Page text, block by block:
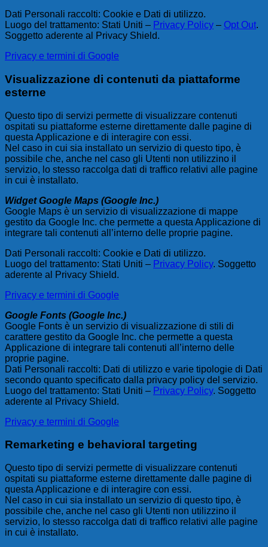
Dati Personali raccolti: Cookie e Dati di utilizzo.
Luogo del trattamento: Stati Uniti – Privacy Policy – Opt Out.
Soggetto aderente al Privacy Shield.
Privacy e termini di Google
Visualizzazione di contenuti da piattaforme
esterne
Questo tipo di servizi permette di visualizzare contenuti
ospitati su piattaforme esterne direttamente dalle pagine di
questa Applicazione e di interagire con essi.
Nel caso in cui sia installato un servizio di questo tipo, è
possibile che, anche nel caso gli Utenti non utilizzino il
servizio, lo stesso raccolga dati di traffico relativi alle pagine
in cui è installato.
Widget Google Maps (Google Inc.)
Google Maps è un servizio di visualizzazione di mappe
gestito da Google Inc. che permette a questa Applicazione di
integrare tali contenuti all’interno delle proprie pagine.
Dati Personali raccolti: Cookie e Dati di utilizzo.
Luogo del trattamento: Stati Uniti – Privacy Policy. Soggetto
aderente al Privacy Shield.
Privacy e termini di Google
Google Fonts (Google Inc.)
Google Fonts è un servizio di visualizzazione di stili di
carattere gestito da Google Inc. che permette a questa
Applicazione di integrare tali contenuti all’interno delle
proprie pagine.
Dati Personali raccolti: Dati di utilizzo e varie tipologie di Dati
secondo quanto specificato dalla privacy policy del servizio.
Luogo del trattamento: Stati Uniti – Privacy Policy. Soggetto
aderente al Privacy Shield.
Privacy e termini di Google
Remarketing e behavioral targeting
Questo tipo di servizi permette di visualizzare contenuti
ospitati su piattaforme esterne direttamente dalle pagine di
questa Applicazione e di interagire con essi.
Nel caso in cui sia installato un servizio di questo tipo, è
possibile che, anche nel caso gli Utenti non utilizzino il
servizio, lo stesso raccolga dati di traffico relativi alle pagine
in cui è installato.